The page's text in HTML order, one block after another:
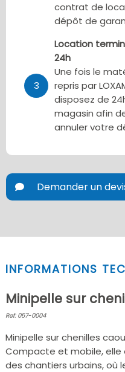
contrat de
dépôt de
3
Location
24h
Une fois le
repris par
disposez de
magasin afin
annuler votre
Demander un
INFORMATIONS
Minipelle sur
Ref: 057-0004
Minipelle sur chenilles
Compacte et mobile, elle
des chantiers urbains, où